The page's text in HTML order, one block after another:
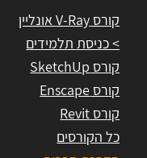
קורס V-Ray אונליין
> כניסת תלמידים
קורס SketchUp
קורס Enscape
קורס Revit
כל הקורסים